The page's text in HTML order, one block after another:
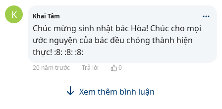
K Khai Tâm
Chúc mừng sinh nhật bác Hòa! Chúc cho mọi
ước nguyện của bác đều chóng thành hiện
thực! :8: :8: :8:
20 năm trước Trả lời 0
Xem thêm bình luận